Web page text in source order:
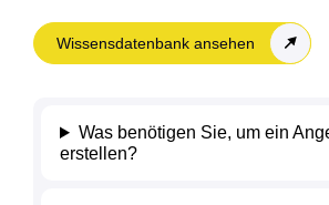
Wissensdatenbank ansehen
Was benötigen Sie, um ein
erstellen?